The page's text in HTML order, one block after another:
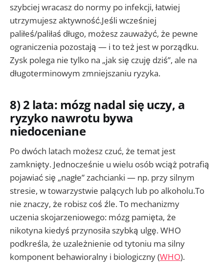
szybciej wracasz do normy po infekcji, łatwiej
utrzymujesz aktywność.Jeśli wcześniej
paliłeś/paliłaś długo, możesz zauważyć, że pewne
ograniczenia pozostają — i to też jest w porządku.
Zysk polega nie tylko na „jak się czuję dziś”, ale na
długoterminowym zmniejszaniu ryzyka.
8) 2 lata: mózg nadal się uczy, a
ryzyko nawrotu bywa
niedoceniane
Po dwóch latach możesz czuć, że temat jest
zamknięty. Jednocześnie u wielu osób wciąż potrafią
pojawiać się „nagłe” zachcianki — np. przy silnym
stresie, w towarzystwie palących lub po alkoholu.To
nie znaczy, że robisz coś źle. To mechanizmy
uczenia skojarzeniowego: mózg pamięta, że
nikotyna kiedyś przynosiła szybką ulgę. WHO
podkreśla, że uzależnienie od tytoniu ma silny
komponent behawioralny i biologiczny (WHO).